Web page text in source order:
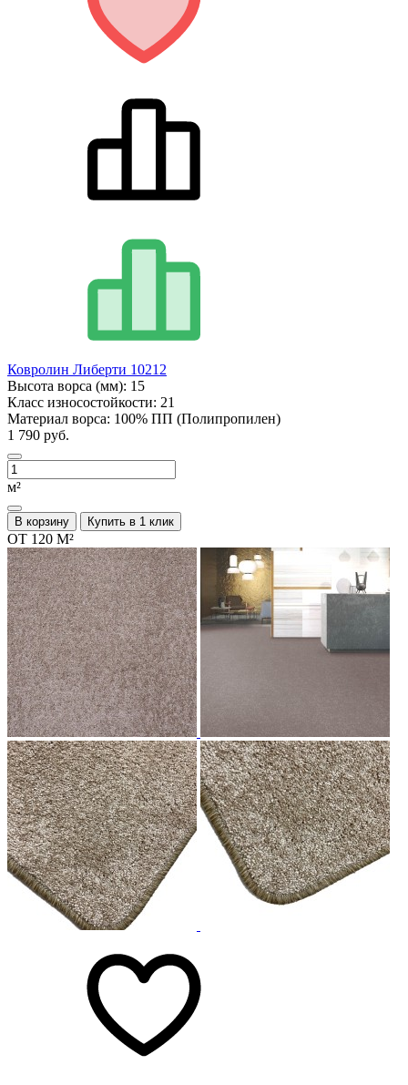
Ковролин Либерти 10212
Высота ворса (мм): 15
Класс износостойкости: 21
Материал ворса: 100% ПП (Полипропилен)
1 790 руб.
м²
В корзину Купить в 1 клик
ОТ 120 М²